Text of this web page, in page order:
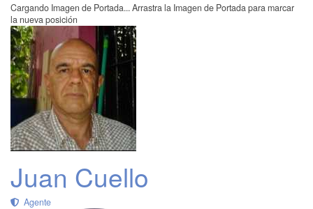
Cargando Imagen de Portada... Arrastra la Imagen de Portada para marcar
la nueva posición
Juan Cuello
Agente